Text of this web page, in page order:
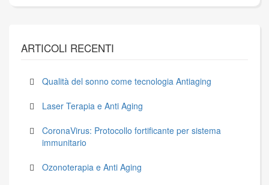
ARTICOLI RECENTI
Qualità del sonno come tecnologia Antiaging
Laser Terapia e Anti Aging
CoronaVirus: Protocollo fortificante per sistema
immunitario
Ozonoterapia e Anti Aging